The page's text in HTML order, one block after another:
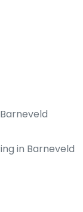
in Barneveld